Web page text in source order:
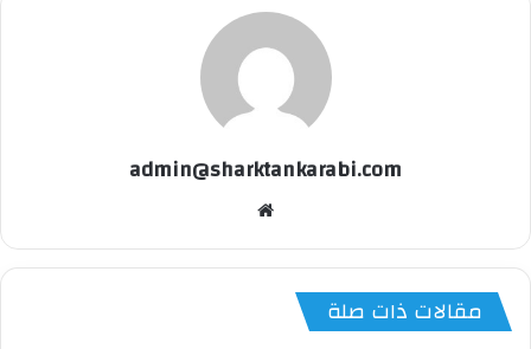
admin@sharktankarabi.com
مقالات ذات صلة